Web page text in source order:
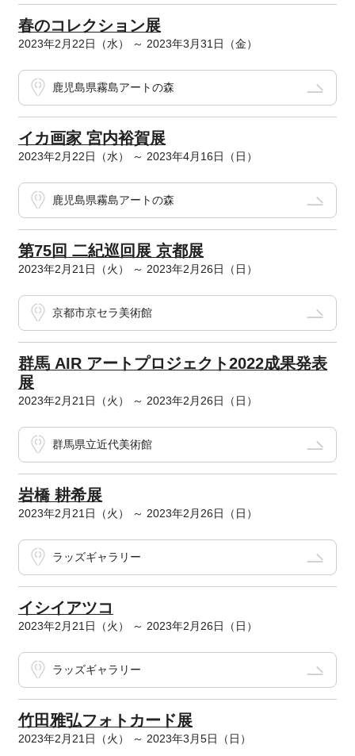
春のコレクション展
2023年2月22日（水） ～ 2023年3月31日（金）
鹿児島県霧島アートの森
イカ画家 宮内裕賀展
2023年2月22日（水） ～ 2023年4月16日（日）
鹿児島県霧島アートの森
第75回 二紀巡回展 京都展
2023年2月21日（火） ～ 2023年2月26日（日）
京都市京セラ美術館
群馬 AIR アートプロジェクト2022成果発表
展
2023年2月21日（火） ～ 2023年2月26日（日）
群馬県立近代美術館
岩橋 耕希展
2023年2月21日（火） ～ 2023年2月26日（日）
ラッズギャラリー
イシイアツコ
2023年2月21日（火） ～ 2023年2月26日（日）
ラッズギャラリー
竹田雅弘フォトカード展
2023年2月21日（火） ～ 2023年3月5日（日）